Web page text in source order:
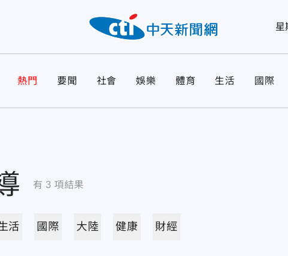
星
熱門 要聞 社會 娛樂 體育 生活 國際
有 3 項結果
活 國際 大陸 健康 財經